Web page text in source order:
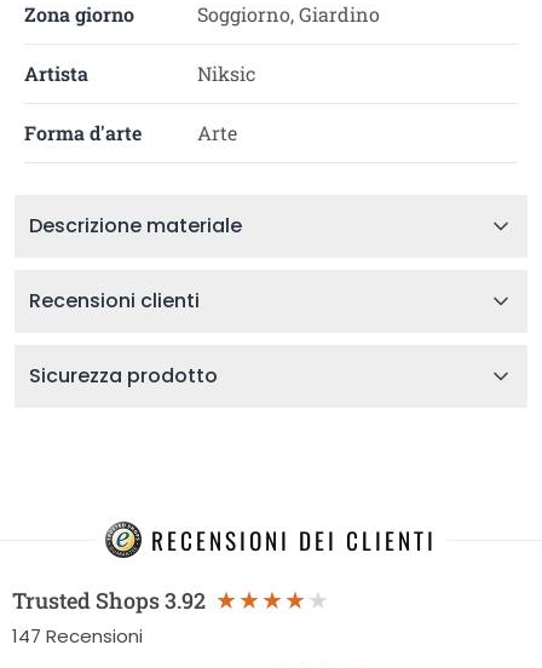
Zona giorno Soggiorno, Giardino
Artista Niksic
Forma d'arte Arte
Descrizione materiale
Recensioni clienti
Sicurezza prodotto
RECENSIONI DEI CLIENTI
Trusted Shops3.92
147 Recensioni